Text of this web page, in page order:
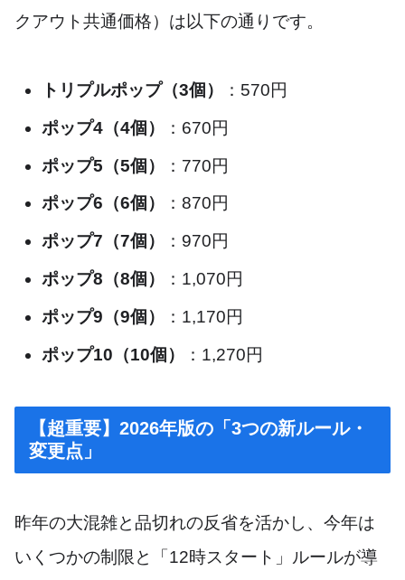
クアウト共通価格）は以下の通りです。
トリプルポップ（3個）
：570円
ポップ4（4個）
：670円
ポップ5（5個）
：770円
ポップ6（6個）
：870円
ポップ7（7個）
：970円
ポップ8（8個）
：1,070円
ポップ9（9個）
：1,170円
ポップ10（10個）
：1,270円
【超重要】2026年版の「3つの新ルール・
変更点」
昨年の大混雑と品切れの反省を活かし、今年は
いくつかの制限と「12時スタート」ルールが導